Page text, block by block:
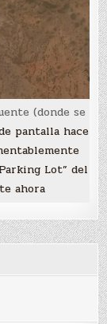
(donde se
pantalla hace
Lot” del
ahora